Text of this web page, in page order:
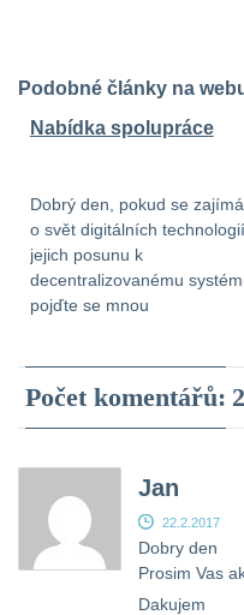
Podobné články na
Nabídka spolupráce
Dobrý den, pokud se
o svět digitálních
jejich posunu k
decentralizovanému
pojďte se mnou
celoevropsky. Hledám
obchodního partnera, který
KnowHow přebíráme z
centrály, zde jde o zázemí,
propagaci a budouvání
infrastrukury. Bližší informace
sdělím mailem či osobně.
Počet komentářů: 2
Jan
22.2.2017
Dobry den
Prosim Vas
Dakujem